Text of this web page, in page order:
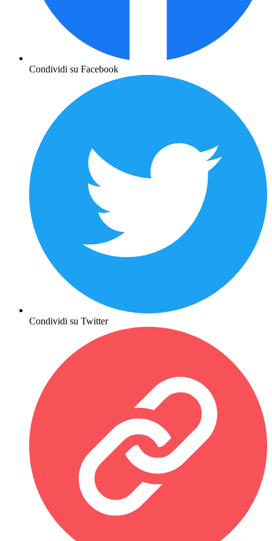
Condividi su Facebook
Condividi su Twitter